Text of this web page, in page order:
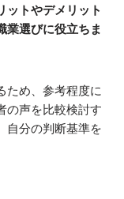
ットやデメリット
業選びに役立ちま
ため、参考程度に
の声を比較検討す
自分の判断基準を